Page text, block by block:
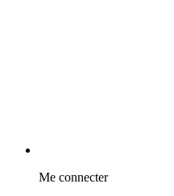
Me connecter